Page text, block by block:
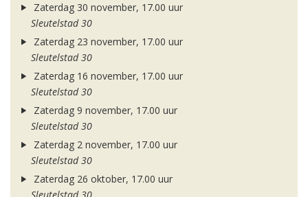
Zaterdag 30 november, 17.00 uur
Sleutelstad 30
Zaterdag 23 november, 17.00 uur
Sleutelstad 30
Zaterdag 16 november, 17.00 uur
Sleutelstad 30
Zaterdag 9 november, 17.00 uur
Sleutelstad 30
Zaterdag 2 november, 17.00 uur
Sleutelstad 30
Zaterdag 26 oktober, 17.00 uur